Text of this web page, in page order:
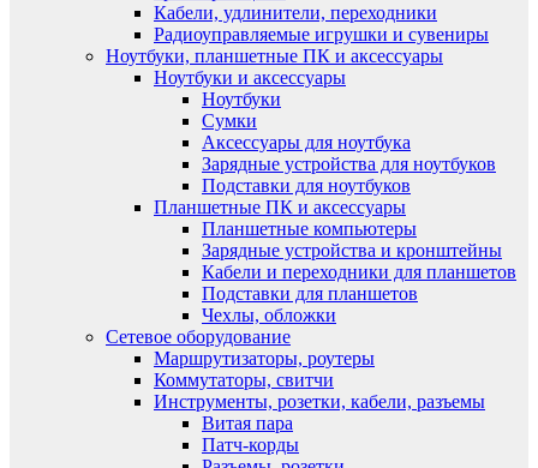
Кабели, удлинители, переходники
Радиоуправляемые игрушки и сувениры
Ноутбуки, планшетные ПК и аксессуары
Ноутбуки и аксессуары
Ноутбуки
Сумки
Аксессуары для ноутбука
Зарядные устройства для ноутбуков
Подставки для ноутбуков
Планшетные ПК и аксессуары
Планшетные компьютеры
Зарядные устройства и кронштейны
Кабели и переходники для планшетов
Подставки для планшетов
Чехлы, обложки
Сетевое оборудование
Маршрутизаторы, роутеры
Коммутаторы, свитчи
Инструменты, розетки, кабели, разъемы
Витая пара
Патч-корды